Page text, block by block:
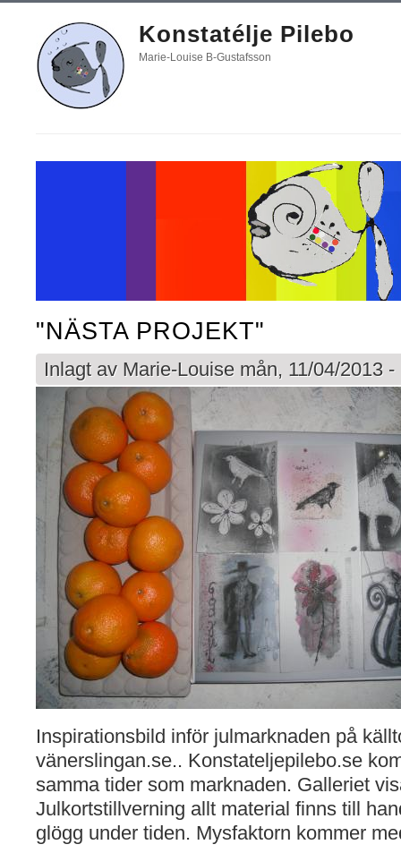
Konstatélje Pilebo
Marie-Louise B-Gustafsson
"NÄSTA PROJEKT"
Inlagt av Marie-Louise mån, 11/04/2013 -
Inspirationsbild inför julmarknaden på
vänerslingan.se.. Konstateljepilebo.se
samma tider som marknaden. Galleriet
Julkortstillverning allt material finns till
glögg under tiden. Mysfaktorn kommer